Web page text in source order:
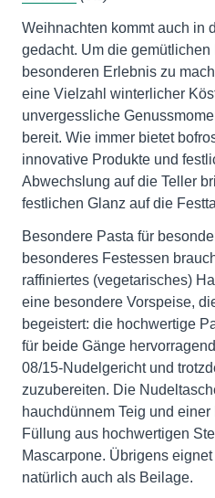
Weihnachten kommt auch in
gedacht. Um die
besonderen Erlebnis zu
eine Vielzahl winterlicher
unvergessliche
bereit. Wie immer bietet
innovative Produkte und
Abwechslung auf die Teller
festlichen Glanz auf die
Besondere Pasta für
besonderes Festessen
raffiniertes (vegetarisches)
eine besondere Vorspeise,
begeistert: die hochwertige
für beide Gänge
08/15-Nudelgericht und
zuzubereiten. Die
hauchdünnem Teig und
Füllung aus hochwertigen
Mascarpone. Übrigens
natürlich auch als Beilage.